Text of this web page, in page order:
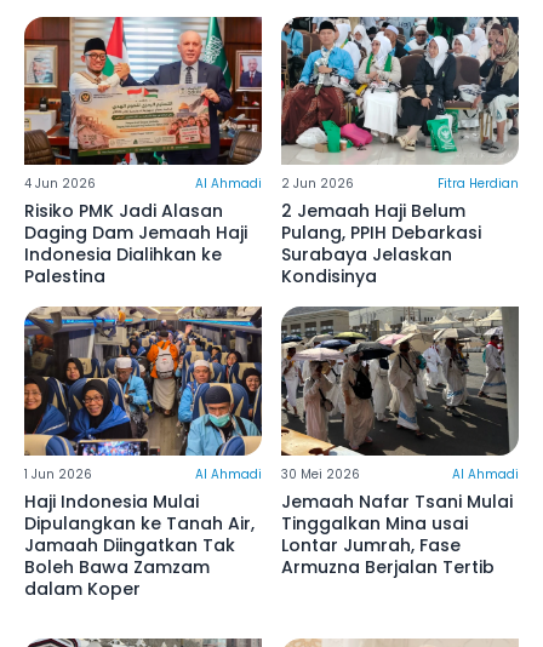
4 Jun 2026 Al Ahmadi
Risiko PMK Jadi Alasan
Daging Dam Jemaah Haji
Indonesia Dialihkan ke
Palestina
2 Jun 2026 Fitra Herdian
2 Jemaah Haji Belum
Pulang, PPIH Debarkasi
Surabaya Jelaskan
Kondisinya
1 Jun 2026 Al Ahmadi
Haji Indonesia Mulai
Dipulangkan ke Tanah Air,
Jamaah Diingatkan Tak
Boleh Bawa Zamzam
dalam Koper
30 Mei 2026 Al Ahmadi
Jemaah Nafar Tsani Mulai
Tinggalkan Mina usai
Lontar Jumrah, Fase
Armuzna Berjalan Tertib